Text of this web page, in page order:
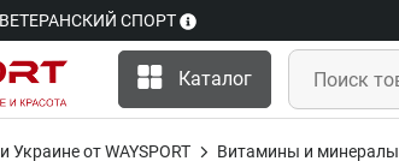
ВЕТЕРАНСКИЙ СПОРТ
Каталог
Украине от WAYSPORT Витамины и минералы